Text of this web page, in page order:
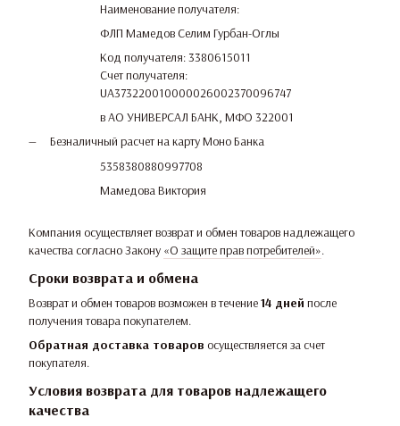
Наименование получателя:
ФЛП Мамедов Селим Гурбан-Оглы
Код получателя: 3380615011
Счет получателя:
UA373220010000026002370096747
в АО УНИВЕРСАЛ БАНК, МФО 322001
Безналичный расчет на карту Моно Банка
5358380880997708
Мамедова Виктория
Компания осуществляет возврат и обмен товаров надлежащего
качества согласно Закону «О защите прав потребителей».
Сроки возврата и обмена
Возврат и обмен товаров возможен в течение14 дней после
получения товара покупателем.
Обратная доставка товаров осуществляется за счет
покупателя.
Условия возврата для товаров надлежащего
качества